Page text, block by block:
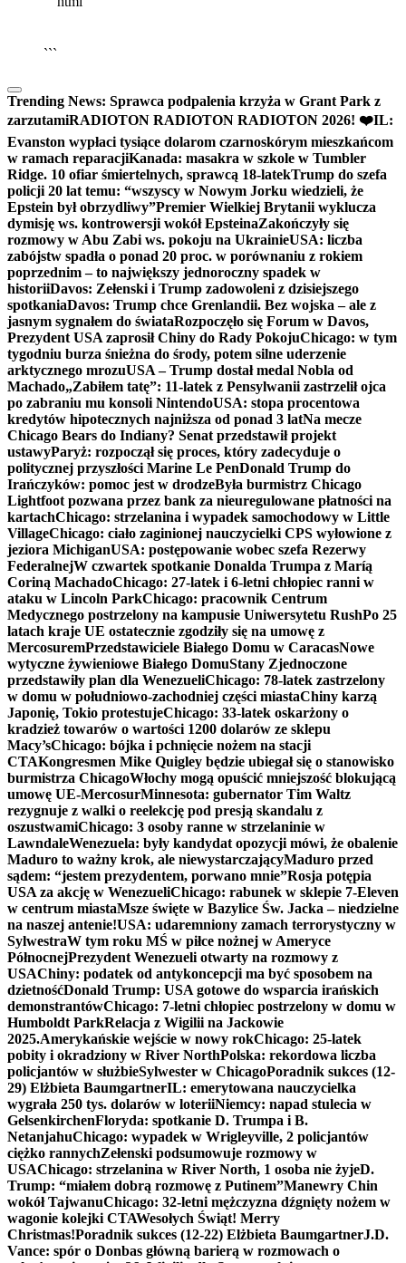
```
Trending News: Sprawca podpalenia krzyża w Grant Park z
zarzutamiRADIOTON RADIOTON RADIOTON 2026! ❤️IL:
Evanston wypłaci tysiące dolarom czarnoskórym mieszkańcom
w ramach reparacjiKanada: masakra w szkole w Tumbler
Ridge. 10 ofiar śmiertelnych, sprawcą 18-latekTrump do szefa
policji 20 lat temu: “wszyscy w Nowym Jorku wiedzieli, że
Epstein był obrzydliwy”Premier Wielkiej Brytanii wyklucza
dymisję ws. kontrowersji wokół EpsteinaZakończyły się
rozmowy w Abu Zabi ws. pokoju na UkrainieUSA: liczba
zabójstw spadła o ponad 20 proc. w porównaniu z rokiem
poprzednim – to największy jednoroczny spadek w
historiiDavos: Zełenski i Trump zadowoleni z dzisiejszego
spotkaniaDavos: Trump chce Grenlandii. Bez wojska – ale z
jasnym sygnałem do świataRozpoczęło się Forum w Davos,
Prezydent USA zaprosił Chiny do Rady PokojuChicago: w tym
tygodniu burza śnieżna do środy, potem silne uderzenie
arktycznego mrozuUSA – Trump dostał medal Nobla od
Machado„Zabiłem tatę”: 11-latek z Pensylwanii zastrzelił ojca
po zabraniu mu konsoli NintendoUSA: stopa procentowa
kredytów hipotecznych najniższa od ponad 3 latNa mecze
Chicago Bears do Indiany? Senat przedstawił projekt
ustawyParyż: rozpoczął się proces, który zadecyduje o
politycznej przyszłości Marine Le PenDonald Trump do
Irańczyków: pomoc jest w drodzeByła burmistrz Chicago
Lightfoot pozwana przez bank za nieuregulowane płatności na
kartachChicago: strzelanina i wypadek samochodowy w Little
VillageChicago: ciało zaginionej nauczycielki CPS wyłowione z
jeziora MichiganUSA: postępowanie wobec szefa Rezerwy
FederalnejW czwartek spotkanie Donalda Trumpa z Maríą
Coriną MachadoChicago: 27-latek i 6-letni chłopiec ranni w
ataku w Lincoln ParkChicago: pracownik Centrum
Medycznego postrzelony na kampusie Uniwersytetu RushPo 25
latach kraje UE ostatecznie zgodziły się na umowę z
MercosuremPrzedstawiciele Białego Domu w CaracasNowe
wytyczne żywieniowe Białego DomuStany Zjednoczone
przedstawiły plan dla WenezueliChicago: 78-latek zastrzelony
w domu w południowo-zachodniej części miastaChiny karzą
Japonię, Tokio protestujeChicago: 33-latek oskarżony o
kradzież towarów o wartości 1200 dolarów ze sklepu
Macy’sChicago: bójka i pchnięcie nożem na stacji
CTAKongresmen Mike Quigley będzie ubiegał się o stanowisko
burmistrza ChicagoWłochy mogą opuścić mniejszość blokującą
umowę UE-MercosurMinnesota: gubernator Tim Waltz
rezygnuje z walki o reelekcję pod presją skandalu z
oszustwamiChicago: 3 osoby ranne w strzelaninie w
LawndaleWenezuela: były kandydat opozycji mówi, że obalenie
Maduro to ważny krok, ale niewystarczającyMaduro przed
sądem: “jestem prezydentem, porwano mnie”Rosja potępia
USA za akcję w WenezueliChicago: rabunek w sklepie 7-Eleven
w centrum miastaMsze święte w Bazylice Św. Jacka – niedzielne
na naszej antenie!USA: udaremniony zamach terrorystyczny w
SylwestraW tym roku MŚ w piłce nożnej w Ameryce
PółnocnejPrezydent Wenezueli otwarty na rozmowy z
USAChiny: podatek od antykoncepcji ma być sposobem na
dzietnośćDonald Trump: USA gotowe do wsparcia irańskich
demonstrantówChicago: 7-letni chłopiec postrzelony w domu w
Humboldt ParkRelacja z Wigilii na Jackowie
2025.Amerykańskie wejście w nowy rokChicago: 25-latek
pobity i okradziony w River NorthPolska: rekordowa liczba
policjantów w służbieSylwester w ChicagoPoradnik sukces (12-
29) Elżbieta BaumgartnerIL: emerytowana nauczycielka
wygrała 250 tys. dolarów w loteriiNiemcy: napad stulecia w
GelsenkirchenFloryda: spotkanie D. Trumpa i B.
NetanjahuChicago: wypadek w Wrigleyville, 2 policjantów
ciężko rannychZełenski podsumowuje rozmowy w
USAChicago: strzelanina w River North, 1 osoba nie żyjeD.
Trump: “miałem dobrą rozmowę z Putinem”Manewry Chin
wokół TajwanuChicago: 32-letni mężczyzna dźgnięty nożem w
wagonie kolejki CTAWesołych Świąt! Merry
Christmas!Poradnik sukces (12-22) Elżbieta BaumgartnerJ.D.
Vance: spór o Donbas główną barierą w rozmowach o